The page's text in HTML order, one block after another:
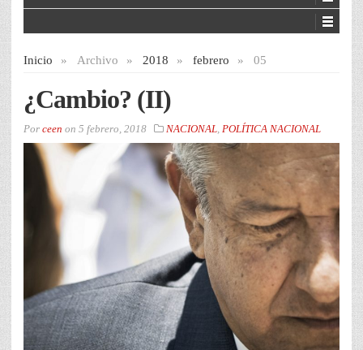
Inicio » Archivo » 2018 » febrero » 05
¿Cambio? (II)
Por ceen on 5 febrero, 2018 NACIONAL, POLÍTICA NACIONAL